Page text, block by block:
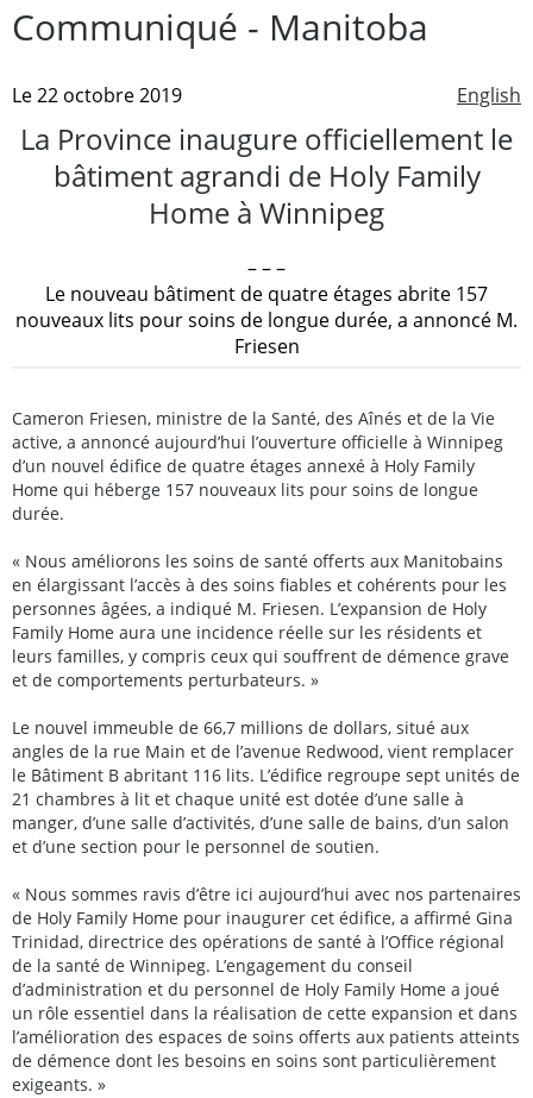
Communiqué - Manitoba
English
Le 22 octobre 2019
La Province inaugure officiellement le
bâtiment agrandi de Holy Family
Home à Winnipeg
– – –
Le nouveau bâtiment de quatre étages abrite 157
nouveaux lits pour soins de longue durée, a annoncé M.
Friesen
Cameron Friesen, ministre de la Santé, des Aînés et de la Vie
active, a annoncé aujourd’hui l’ouverture officielle à Winnipeg
d’un nouvel édifice de quatre étages annexé à Holy Family
Home qui héberge 157 nouveaux lits pour soins de longue
durée.
« Nous améliorons les soins de santé offerts aux Manitobains
en élargissant l’accès à des soins fiables et cohérents pour les
personnes âgées, a indiqué M. Friesen. L’expansion de Holy
Family Home aura une incidence réelle sur les résidents et
leurs familles, y compris ceux qui souffrent de démence grave
et de comportements perturbateurs. »
Le nouvel immeuble de 66,7 millions de dollars, situé aux
angles de la rue Main et de l’avenue Redwood, vient remplacer
le Bâtiment B abritant 116 lits. L’édifice regroupe sept unités de
21 chambres à lit et chaque unité est dotée d’une salle à
manger, d’une salle d’activités, d’une salle de bains, d’un salon
et d’une section pour le personnel de soutien.
« Nous sommes ravis d’être ici aujourd’hui avec nos partenaires
de Holy Family Home pour inaugurer cet édifice, a affirmé Gina
Trinidad, directrice des opérations de santé à l’Office régional
de la santé de Winnipeg. L’engagement du conseil
d’administration et du personnel de Holy Family Home a joué
un rôle essentiel dans la réalisation de cette expansion et dans
l’amélioration des espaces de soins offerts aux patients atteints
de démence dont les besoins en soins sont particulièrement
exigeants. »